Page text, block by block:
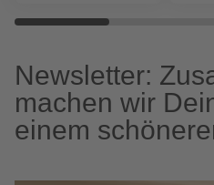
Newsletter:
machen wir
einem